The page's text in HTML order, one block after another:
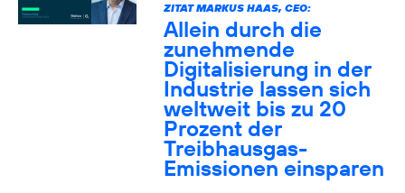
ZITAT MARKUS HAAS, CEO:
Allein durch die
zunehmende
Digitalisierung in der
Industrie lassen sich
weltweit bis zu 20
Prozent der
Treibhausgas-
Emissionen einsparen